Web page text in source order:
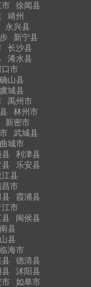
市
徐闻县
靖州
永兴县
新宁县
长沙县
浠水县
市
确山县
虞城县
禹州市
林州市
新密市
武城县
曲城市
县
利津县
县
乐安县
江县
昌市
县
霞浦县
江市
县
闽侯县
县
县
临海市
县
德清县
县
沭阳县
如皋市